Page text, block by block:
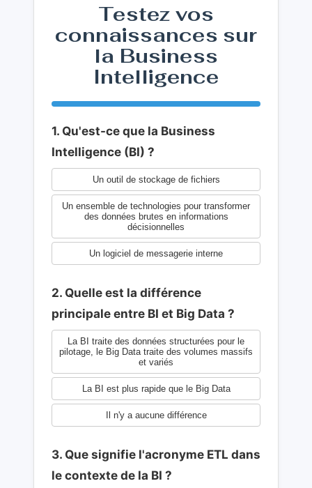
Testez vos
connaissances sur
la Business
Intelligence
1. Qu'est-ce que la Business
Intelligence (BI) ?
Un outil de stockage de fichiers
Un ensemble de technologies pour transformer
des données brutes en informations
décisionnelles
Un logiciel de messagerie interne
2. Quelle est la différence
principale entre BI et Big Data ?
La BI traite des données structurées pour le
pilotage, le Big Data traite des volumes massifs
et variés
La BI est plus rapide que le Big Data
Il n'y a aucune différence
3. Que signifie l'acronyme ETL dans
le contexte de la BI ?